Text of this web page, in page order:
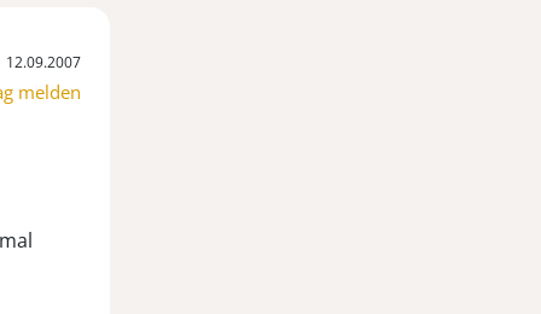
12.09.2007
melden